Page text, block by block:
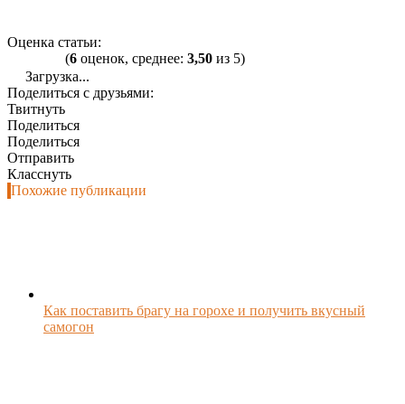
Оценка статьи:
(6 оценок, среднее: 3,50 из 5)
Загрузка...
Поделиться с друзьями:
Твитнуть
Поделиться
Поделиться
Отправить
Класснуть
Похожие публикации
Как поставить брагу на горохе и получить вкусный
самогон